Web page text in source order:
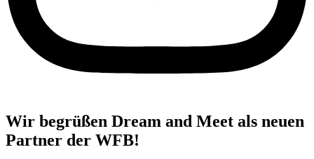
Wir begrüßen Dream and Meet als neuen
Partner der WFB!